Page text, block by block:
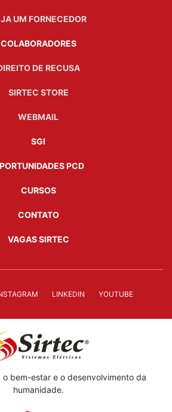
UM FORNECEDOR
COLABORADORES
DE RECUSA
SIRTEC STORE
WEBMAIL
SGI
PCD
CURSOS
CONTATO
VAGAS SIRTEC
LINKEDIN YOUTUBE
bem-estar e o desenvolvimento da
humanidade.